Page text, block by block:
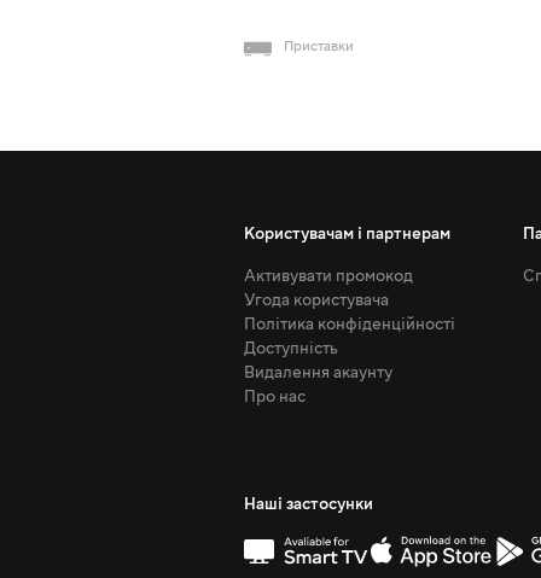
Приставки
Користувачам і партнерам
Активувати промокод
Угода користувача
Політика конфіденційності
Доступність
Видалення акаунту
Про нас
Наші застосунки